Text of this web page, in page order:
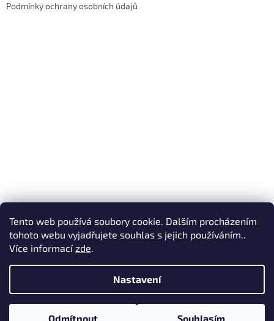
Tento web používá soubory cookie. Dalším procházením
tohoto webu vyjadřujete souhlas s jejich používáním..
Více informacízde.
Nastavení
Odmítnout Souhlasím
Podmínky ochrany osobních údajů
. Všechna práva vyhrazena.